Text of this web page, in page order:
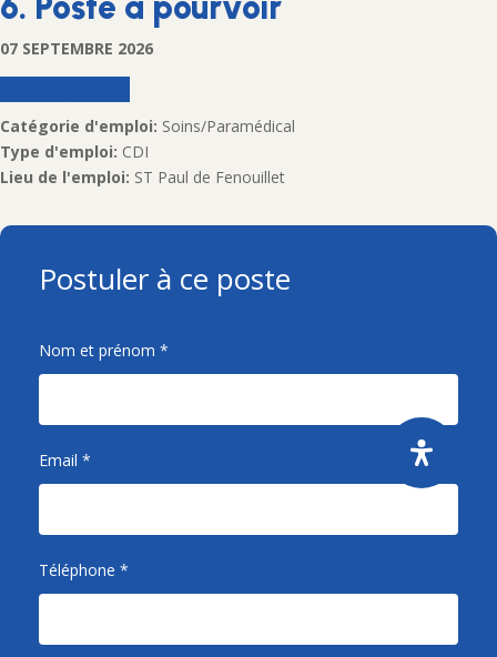
07 SEPTEMBRE 2026
Catégorie d'emploi: Soins/Paramédical
Type d'emploi: CDI
Lieu de l'emploi: ST Paul de Fenouillet
Postuler à ce poste
Nom et prénom *
Email *
Téléphone *